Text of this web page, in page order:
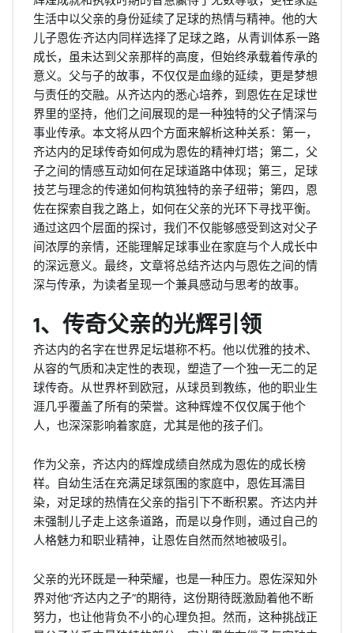
生活中以父亲的身份延续了足球的热情与精神。他的大
儿子恩佐·齐达内同样选择了足球之路，从青训体系一路
成长，虽未达到父亲那样的高度，但始终承载着传承的
意义。父与子的故事，不仅仅是血缘的延续，更是梦想
与责任的交融。从齐达内的悉心培养，到恩佐在足球世
界里的坚持，他们之间展现的是一种独特的父子情深与
事业传承。本文将从四个方面来解析这种关系：第一，
齐达内的足球传奇如何成为恩佐的精神灯塔；第二，父
子之间的情感互动如何在足球道路中体现；第三，足球
技艺与理念的传递如何构筑独特的亲子纽带；第四，恩
佐在探索自我之路上，如何在父亲的光环下寻找平衡。
通过这四个层面的探讨，我们不仅能够感受到这对父子
间浓厚的亲情，还能理解足球事业在家庭与个人成长中
的深远意义。最终，文章将总结齐达内与恩佐之间的情
深与传承，为读者呈现一个兼具感动与思考的故事。
1、传奇父亲的光辉引领
齐达内的名字在世界足坛堪称不朽。他以优雅的技术、
从容的气质和决定性的表现，塑造了一个独一无二的足
球传奇。从世界杯到欧冠，从球员到教练，他的职业生
涯几乎覆盖了所有的荣誉。这种辉煌不仅仅属于他个
人，也深深影响着家庭，尤其是他的孩子们。
作为父亲，齐达内的辉煌成绩自然成为恩佐的成长榜
样。自幼生活在充满足球氛围的家庭中，恩佐耳濡目
染，对足球的热情在父亲的指引下不断积累。齐达内并
未强制儿子走上这条道路，而是以身作则，通过自己的
人格魅力和职业精神，让恩佐自然而然地被吸引。
父亲的光环既是一种荣耀，也是一种压力。恩佐深知外
界对他“齐达内之子”的期待，这份期待既激励着他不断
努力，也让他背负不小的心理负担。然而，这种挑战正